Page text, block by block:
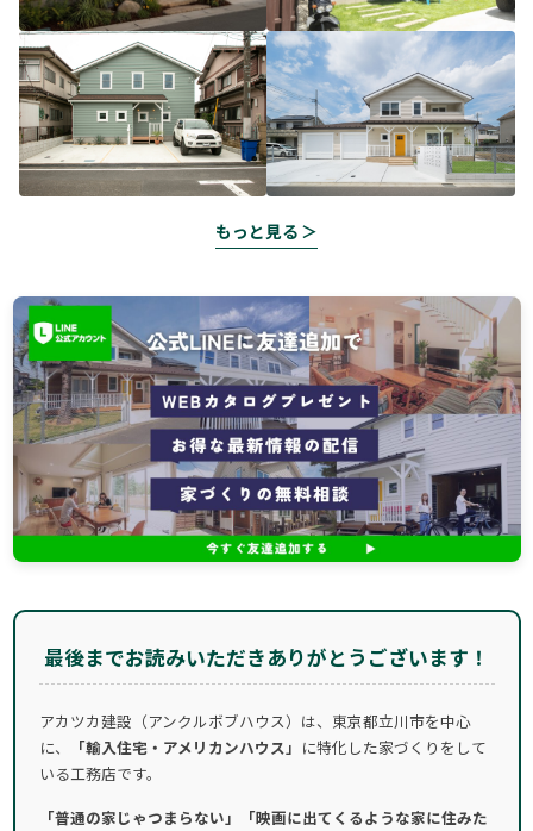
もっと見る ＞
最後までお読みいただきありがとうございます！
アカツカ建設（アンクルボブハウス）は、東京都立川市を中心
に、
「輸入住宅・アメリカンハウス」 に特化した家づくりをして
いる工務店です。
「普通の家じゃつまらない」「映画に出てくるような家に住みた